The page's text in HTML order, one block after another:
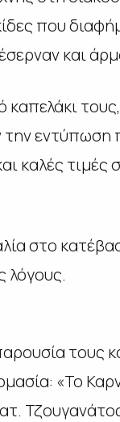
που
και
την εντύπωση
καλές τιμές
στο
λόγους.
τους
«Το